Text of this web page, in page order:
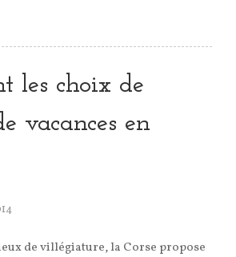
les choix de
vacances en
de villégiature, la Corse propose